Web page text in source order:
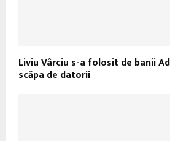
Liviu Vârciu s-a folosit de banii
scăpa de datorii